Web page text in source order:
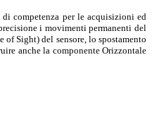
competenza per le acquisizioni ed
i movimenti permanenti del
Sight) del sensore, lo spostamento
anche la componente Orizzontale